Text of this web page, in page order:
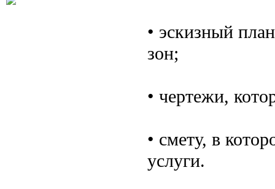
• эскизный
зон;
• чертежи,
• смету, в
услуги.